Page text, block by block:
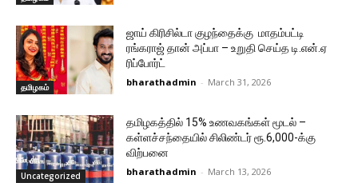
தமிழகம்
ஜாய் கிரிசில்டா குழந்தைக்கு மாதம்பட்டி
ரங்கராஜ் தான் அப்பா – உறுதி செய்த டி.என்.ஏ
ரிப்போர்ட்
bharathadmin - March 31, 2026
Uncategorized
தமிழகத்தில் 15% உணவகங்கள் மூடல் –
கள்ளச்சந்தையில் சிலிண்டர் ரூ.6,000-க்கு
விற்பனை
bharathadmin - March 13, 2026